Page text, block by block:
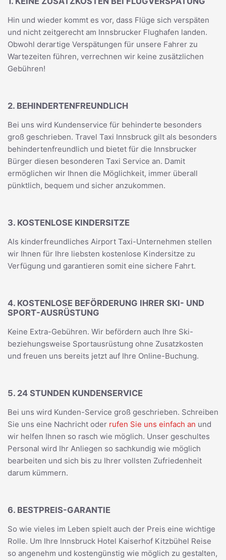
Hin und wieder kommt es vor, dass Flüge sich verspäten
und nicht zeitgerecht am Innsbrucker Flughafen landen.
Obwohl derartige Verspätungen für unsere Fahrer zu
Wartezeiten führen, verrechnen wir keine zusätzlichen
Gebühren!
2. BEHINDERTENFREUNDLICH
Bei uns wird Kundenservice für behinderte besonders
groß geschrieben. Travel Taxi Innsbruck gilt als besonders
behindertenfreundlich und bietet für die Innsbrucker
Bürger diesen besonderen Taxi Service an. Damit
ermöglichen wir Ihnen die Möglichkeit, immer überall
pünktlich, bequem und sicher anzukommen.
3. KOSTENLOSE KINDERSITZE
Als kinderfreundliches Airport Taxi-Unternehmen stellen
wir Ihnen für Ihre liebsten kostenlose Kindersitze zu
Verfügung und garantieren somit eine sichere Fahrt.
4. KOSTENLOSE BEFÖRDERUNG IHRER SKI- UND
SPORT-AUSRÜSTUNG
Keine Extra-Gebühren. Wir befördern auch Ihre Ski-
beziehungsweise Sportausrüstung ohne Zusatzkosten
und freuen uns bereits jetzt auf Ihre Online-Buchung.
5. 24 STUNDEN KUNDENSERVICE
Bei uns wird Kunden-Service groß geschrieben. Schreiben
Sie uns eine Nachricht oder rufen Sie uns einfach an und
wir helfen Ihnen so rasch wie möglich. Unser geschultes
Personal wird Ihr Anliegen so sachkundig wie möglich
bearbeiten und sich bis zu Ihrer vollsten Zufriedenheit
darum kümmern.
6. BESTPREIS-GARANTIE
So wie vieles im Leben spielt auch der Preis eine wichtige
Rolle. Um Ihre Innsbruck Hotel Kaiserhof Kitzbühel Reise
so angenehm und kostengünstig wie möglich zu gestalten,